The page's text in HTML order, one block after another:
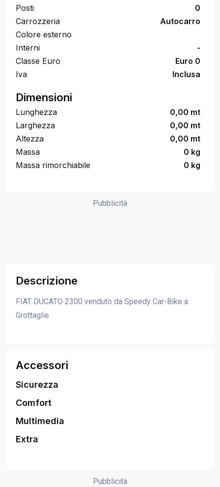
Posti
0
Carrozzeria
Autocarro
Colore esterno
Interni
-
Classe Euro
Euro 0
Iva
Inclusa
Dimensioni
Lunghezza
0,00 mt
Larghezza
0,00 mt
Altezza
0,00 mt
Massa
0 kg
Massa rimorchiabile
0 kg
Pubblicità
Descrizione
FIAT DUCATO 2300 venduto da Speedy Car-Bike a
Grottaglie
Accessori
Sicurezza
Comfort
Multimedia
Extra
Pubblicità